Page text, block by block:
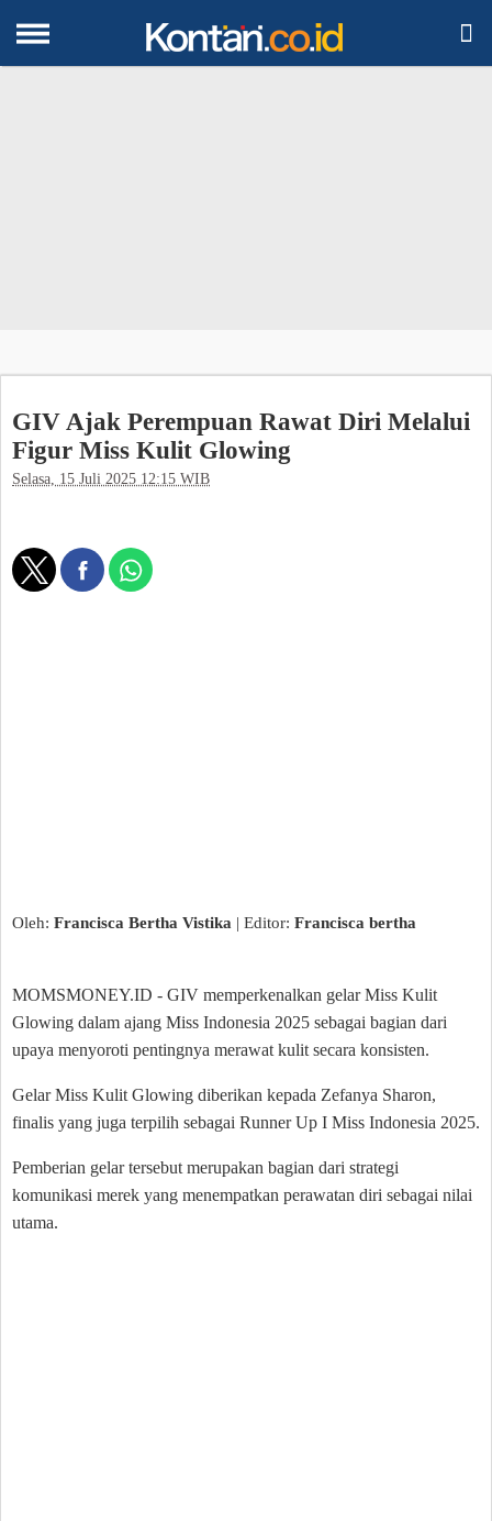

GIV Ajak Perempuan Rawat Diri Melalui
Figur Miss Kulit Glowing
Selasa, 15 Juli 2025 12:15 WIB
Oleh: Francisca Bertha Vistika | Editor: Francisca bertha
MOMSMONEY.ID - GIV memperkenalkan gelar Miss Kulit
Glowing dalam ajang Miss Indonesia 2025 sebagai bagian dari
upaya menyoroti pentingnya merawat kulit secara konsisten.
Gelar Miss Kulit Glowing diberikan kepada Zefanya Sharon,
finalis yang juga terpilih sebagai Runner Up I Miss Indonesia 2025.
Pemberian gelar tersebut merupakan bagian dari strategi
komunikasi merek yang menempatkan perawatan diri sebagai nilai
utama.